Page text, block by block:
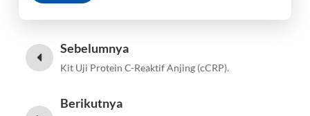
Sebelumnya
Kit Uji Protein C-Reaktif Anjing (cCRP).
Berikutnya